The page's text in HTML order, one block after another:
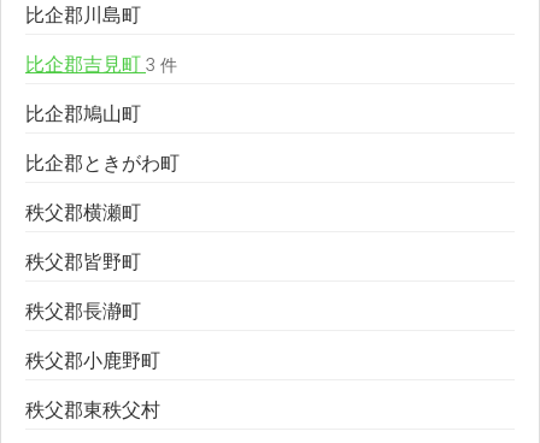
比企郡川島町
比企郡吉見町 3 件
比企郡鳩山町
比企郡ときがわ町
秩父郡横瀬町
秩父郡皆野町
秩父郡長瀞町
秩父郡小鹿野町
秩父郡東秩父村